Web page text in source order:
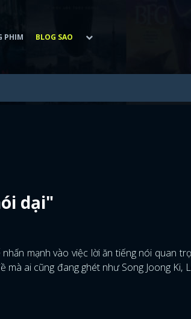
PHIM BLOG SAO
dại"
mạnh vào việc lời ăn tiếng nói quan
mà ai cũng đang ghét như Song Joong Ki,